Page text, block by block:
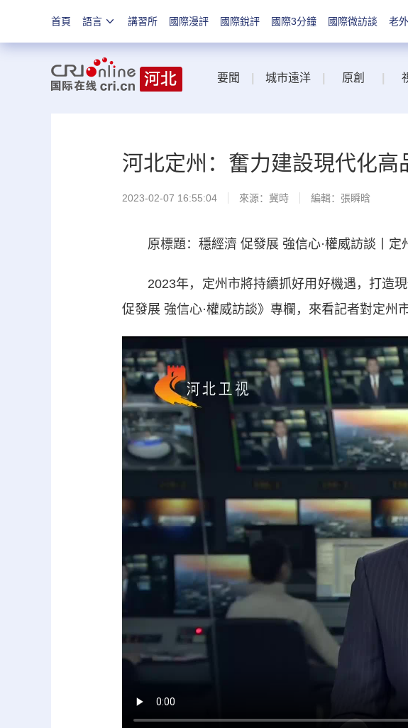
首頁 語言 講習所 國際漫評 國際銳評 國際3分鐘 國際微訪談 老
要聞 城市遠洋 原創
河北定州：奮力建設現代化高
2023-02-07 16:55:04 來源： 冀時 編輯：張瞬晗
原標題：穩經濟 促發展 強信心·權威訪談丨定
2023年，定州市將持續抓好用好機遇，打造現
促發展 強信心·權威訪談》專欄，來看記者對定州